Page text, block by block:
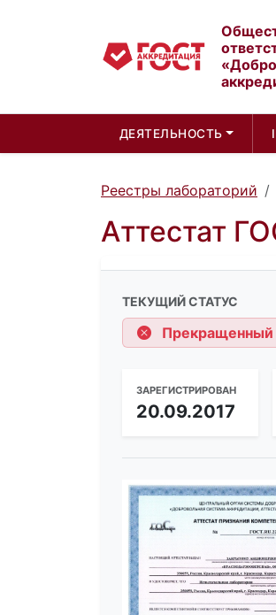
ДЕЯТЕЛЬНОСТЬ
Реестры лабораторий
Аттестат
ТЕКУЩИЙ СТАТУС
Прекращенный
ЗАРЕГИСТРИРОВАН
20.09.2017